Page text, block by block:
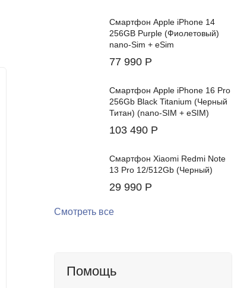
Смартфон Apple iPhone 14
256GB Purple (Фиолетовый)
nano-Sim + eSim
77 990 Р
Смартфон Apple iPhone 16 Pro
256Gb Black Titanium (Черный
Титан) (nano-SIM + eSIM)
103 490 Р
Смартфон Xiaomi Redmi Note
13 Pro 12/512Gb (Черный)
29 990 Р
Смотреть все
Помощь